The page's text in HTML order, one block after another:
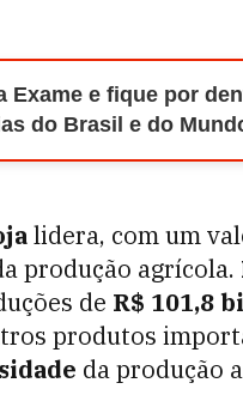
Exame e fique por
do Brasil e do
lidera, com um
produção agrícola.
de R$ 101,8
produtos
da produção